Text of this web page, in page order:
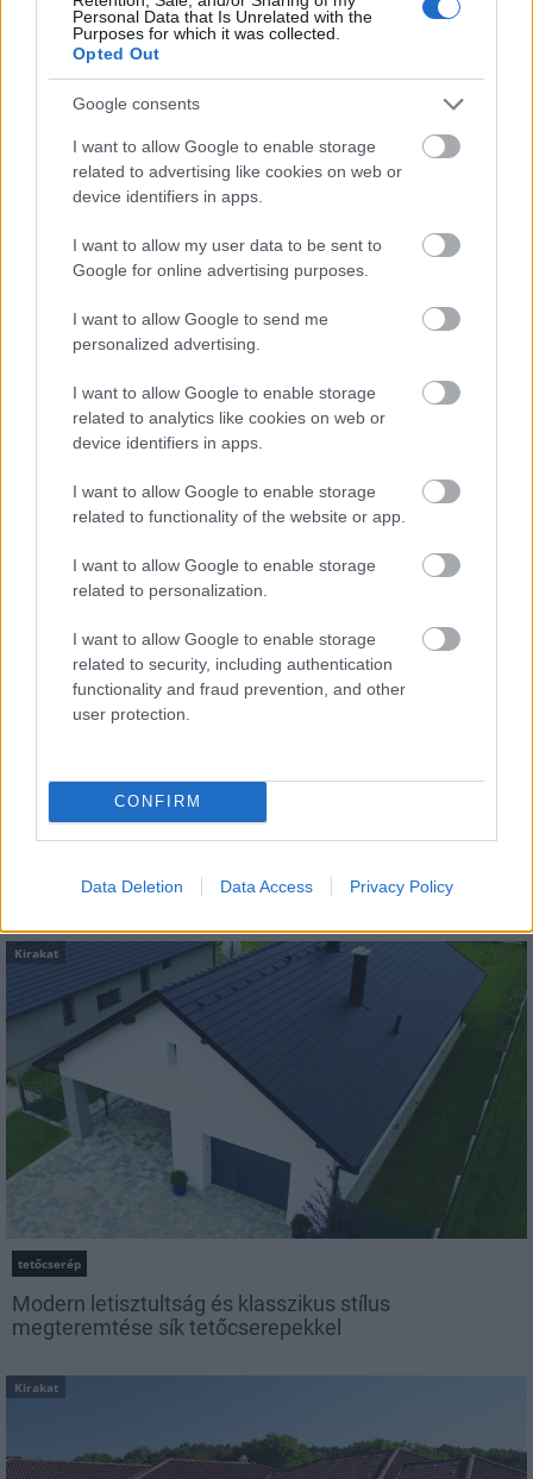
Personal Data that Is Unrelated with the
Purposes for which it was collected.
Opted Out
Google consents
I want to allow Google to enable storage
related to advertising like cookies on web or
device identifiers in apps.
I want to allow my user data to be sent to
Google for online advertising purposes.
I want to allow Google to send me
personalized advertising.
I want to allow Google to enable storage
related to analytics like cookies on web or
device identifiers in apps.
I want to allow Google to enable storage
related to functionality of the website or app.
I want to allow Google to enable storage
related to personalization.
I want to allow Google to enable storage
related to security, including authentication
functionality and fraud prevention, and other
user protection.
CONFIRM
Data Deletion Data Access Privacy Policy
Tető, ami évtizedeken át gondoskodik a családról
Döntsön könnyedén: válassza az akciós Synus
költségtervezésben!
Kirakat
tetőcserép
Modern letisztultság és klasszikus stílus
megteremtése sík tetőcserepekkel
Kirakat